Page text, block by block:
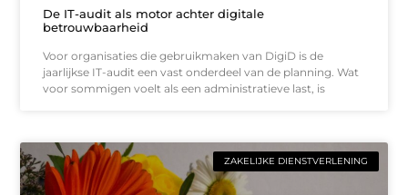
De IT-audit als motor achter digitale
betrouwbaarheid
Voor organisaties die gebruikmaken van DigiD is de
jaarlijkse IT-audit een vast onderdeel van de planning. Wat
voor sommigen voelt als een administratieve last, is
ZAKELIJKE DIENSTVERLENING